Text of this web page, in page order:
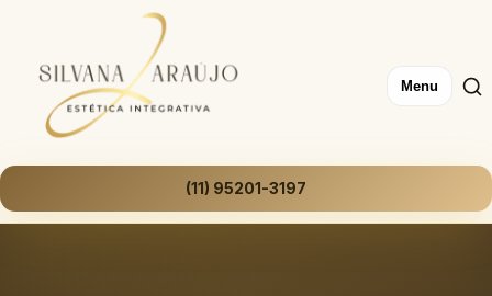
Menu
(11) 95201-3197